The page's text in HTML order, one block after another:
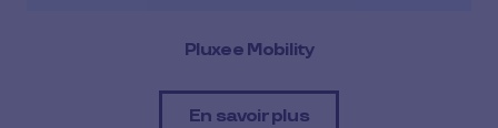
Pluxee Mobility
En savoir plus